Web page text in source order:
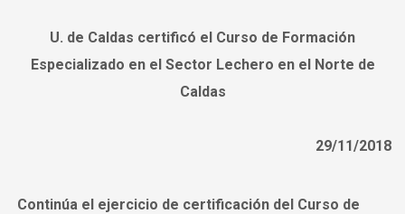
U. de Caldas certificó el Curso de Formación
Especializado en el Sector Lechero en el Norte de
Caldas
29/11/2018
Continúa el ejercicio de certificación del Curso de